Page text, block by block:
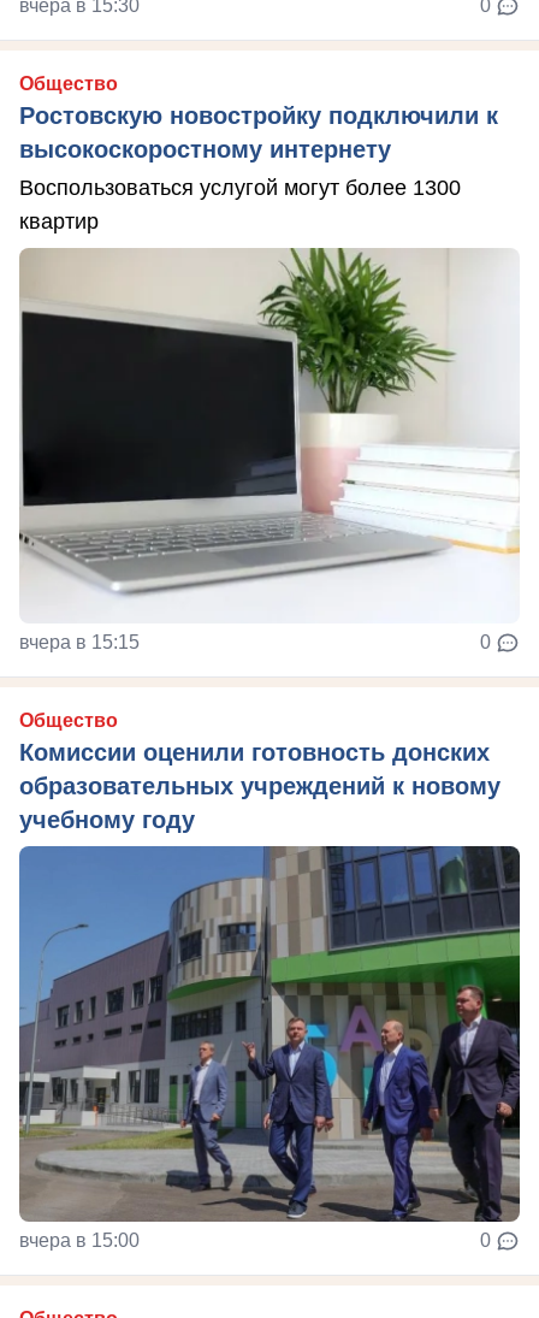
вчера в 15:30 0
Общество
Ростовскую новостройку подключили к
высокоскоростному интернету
Воспользоваться услугой могут более 1300
квартир
вчера в 15:15 0
Общество
Комиссии оценили готовность донских
образовательных учреждений к новому
учебному году
вчера в 15:00 0